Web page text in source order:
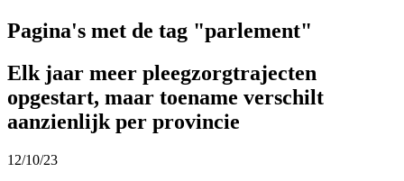
Pagina's met de tag "parlement"
Elk jaar meer pleegzorgtrajecten
opgestart, maar toename verschilt
aanzienlijk per provincie
12/10/23